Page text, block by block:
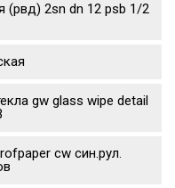
(рвд) 2sn dn 12 psb 1/2
gw glass wipe detail
cw син.рул.